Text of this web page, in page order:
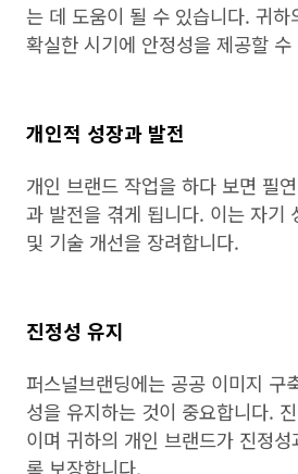
는 데 도움이 될 수 있습니다. 귀
확실한 시기에 안정성을 제공할 수
개인적 성장과 발전
개인 브랜드 작업을 하다 보면 필
과 발전을 겪게 됩니다. 이는 자기
및 기술 개선을 장려합니다.
진정성 유지
퍼스널브랜딩에는 공공 이미지 구
성을 유지하는 것이 중요합니다.
이며 귀하의 개인 브랜드가 진정
록 보장합니다.